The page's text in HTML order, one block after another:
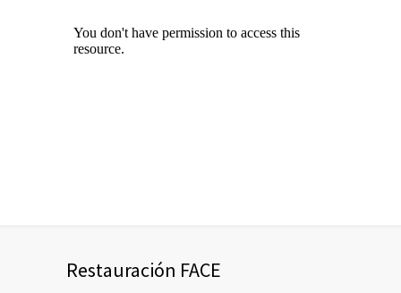
Restauración FACE